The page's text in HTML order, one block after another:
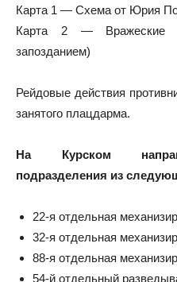
Карта 1 — Схема от Юрия
Карта 2 — Вражеские
запозданием)
Рейдовые действия
занятого плацдарма.
На Курском
подразделения из
22-я отдельная
32-я отдельная
88-я отдельная
54-й отдельный